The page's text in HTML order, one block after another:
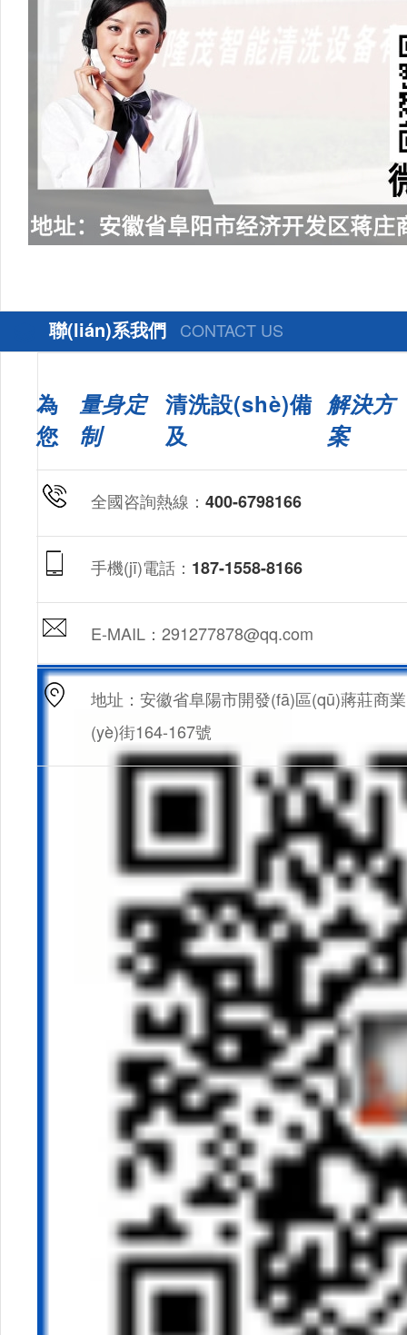
聯(lián)系我們 CONTACT US
為
您
量身定
制
清洗設(shè)備
及
解決方
案
全國咨詢熱線： 400-6798166
手機(jī)電話： 187-1558-8166
E-MAIL：291277878@qq.com
地址：安徽省阜陽市開發(fā)區(qū)蔣莊商業
(yè)街164-167號